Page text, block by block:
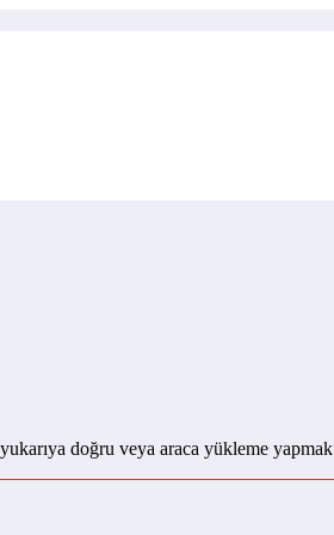
doğru veya araca yükleme